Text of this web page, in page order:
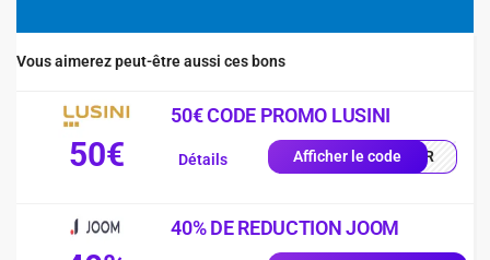
Vous aimerez peut-être aussi ces bons
50€
50€ CODE PROMO LUSINI
Afficher le code0-FR
Détails
40% DE REDUCTION JOOM